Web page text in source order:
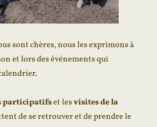
sont chères, nous les exprimons à
et lors des événements qui
participatifset lesvisites de la
de se retrouver et de prendre le